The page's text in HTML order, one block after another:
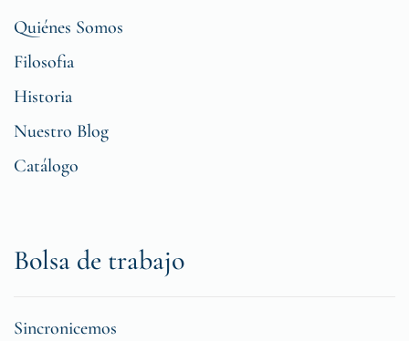
Quiénes Somos
Filosofia
Historia
Nuestro Blog
Catálogo
Bolsa de trabajo
Sincronicemos